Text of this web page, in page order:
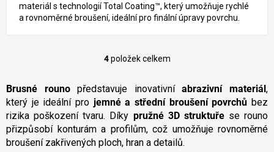
materiál s technologií Total Coating™, který umožňuje rychlé
a rovnoměrné broušení, ideální pro finální úpravy povrchu.
O
l
á
d
a
c
í
4položek celkem
Brusné rounopředstavuje inovativníabrazivní materiál,
který je ideální pro jemné a střední broušení povrchů bez
rizika poškození tvaru. Díky pružné 3D struktuřese rouno
přizpůsobí konturám a profilům, což umožňuje rovnoměrné
broušení zakřivených ploch, hran a detailů.